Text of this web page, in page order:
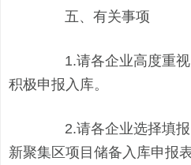
五、有关事项
1.请各企业高度重视
积极申报入库。
2.请各企业选择填报
新聚集区项目储备入库申报